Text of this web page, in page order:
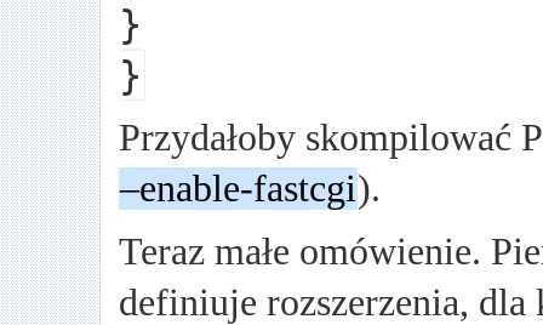
}
}
Przydałoby skompilować
–enable-fastcgi).
Teraz małe omówienie.
definiuje rozszerzenia, dla